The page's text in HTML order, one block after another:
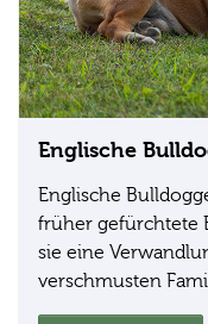
Englische
Englische
früher gefürchtete
sie eine
verschmusten